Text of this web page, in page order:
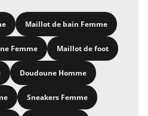
Maillot de bain Femme
Femme Maillot de foot
Doudoune Homme
Sneakers Femme